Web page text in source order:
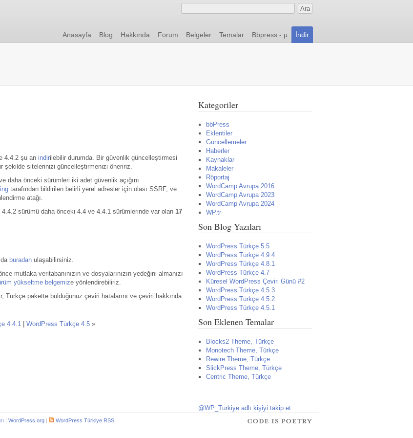
Anasayfa Blog Hakkında Forum Belgeler Temalar Bbpress - µ İndir
4.4.2 şu an indirilebilir durumda. Bir güvenlik güncelleştirmesi
şekilde sitelerinizi güncelleştirmenizi öneririz.
daha önceki sürümleri iki adet güvenlik açığını
tarafından bildirilen belirli yerel adresler için olası SSRF, ve
atağı.
4.4.2 sürümü daha önceki 4.4 ve 4.4.1 sürümlerinde var olan 17
buradan ulaşabilirsiniz.
mutlaka veritabanınızın ve dosyalarınızın yedeğini almanızı
yükseltme belgemize yönlendirebiliriz.
Türkçe pakette bulduğunuz çeviri hatalarını ve çeviri hakkında
4.4.1 WordPress Türkçe 4.5 »
Kategoriler
bbPress
Eklentiler
Güncellemeler
Haberler
Kaynaklar
Makaleler
Röportaj
WordCamp Avrupa 2016
WordCamp Avrupa 2023
WordCamp Avrupa 2024
WP.tr
Son Blog Yazıları
WordPress Türkçe 5.5
WordPress Türkçe 4.9.4
WordPress Türkçe 4.8.1
WordPress Türkçe 4.7
Küresel WordPress Çeviri Günü #2
WordPress Türkçe 4.5.3
WordPress Türkçe 4.5.2
WordPress Türkçe 4.5.1
Son Eklenen Temalar
Blocks2 Theme, Türkçe
Monotech Theme, Türkçe
Rewire Theme, Türkçe
SlickPress Theme, Türkçe
Centric Theme, Türkçe
@WP_Turkiye adlı kişiyi takip et
| WordPress.org | WordPress Türkiye RSS